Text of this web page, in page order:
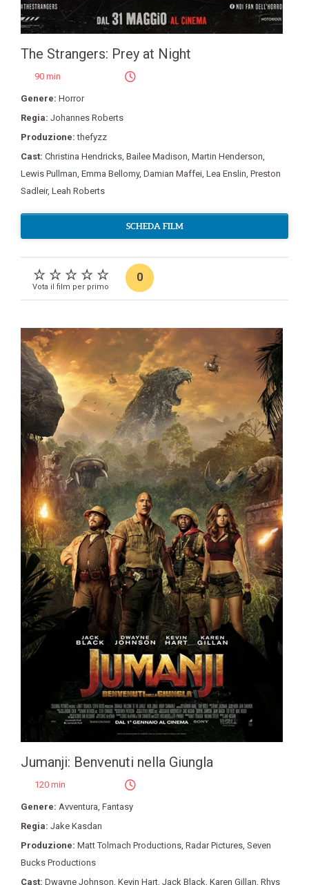
The Strangers: Prey at Night
90 min
Genere: Horror
Regia: Johannes Roberts
Produzione:thefyzz
Cast: Christina Hendricks, Bailee Madison, Martin Henderson,
Lewis Pullman, Emma Bellomy, Damian Maffei, Lea Enslin, Preston
Sadleir, Leah Roberts
SCHEDA FILM
Vota il film per primo
0
Jumanji: Benvenuti nella Giungla
120 min
Genere: Avventura Fantasy
Regia: Jake Kasdan
Produzione: Matt Tolmach Productions Radar Pictures Seven
Bucks Productions
Cast: Dwayne Johnson Kevin Hart Jack Black Karen Gillan Rhys